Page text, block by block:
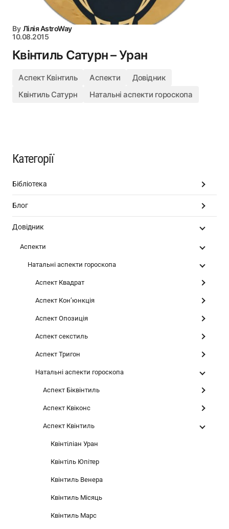
By Лілія AstroWay
10.08.2015
Квінтиль Сатурн – Уран
Аспект Квінтиль Аспекти
Довідник
Квінтиль Сатурн
Натальні аспекти гороскопа
Категорії
Бібліотека
Блог
Довідник
Аспекти
Натальні аспекти гороскопа
Аспект Квадрат
Аспект Конʼюнкція
Аспект Опозиція
Аспект секстиль
Аспект Тригон
Натальні аспекти гороскопа
Аспект Біквінтиль
Аспект Квіконс
Аспект Квінтиль
Квінтіліан Уран
Квінтіль Юпітер
Квінтиль Венера
Квінтиль Місяць
Квінтиль Марс